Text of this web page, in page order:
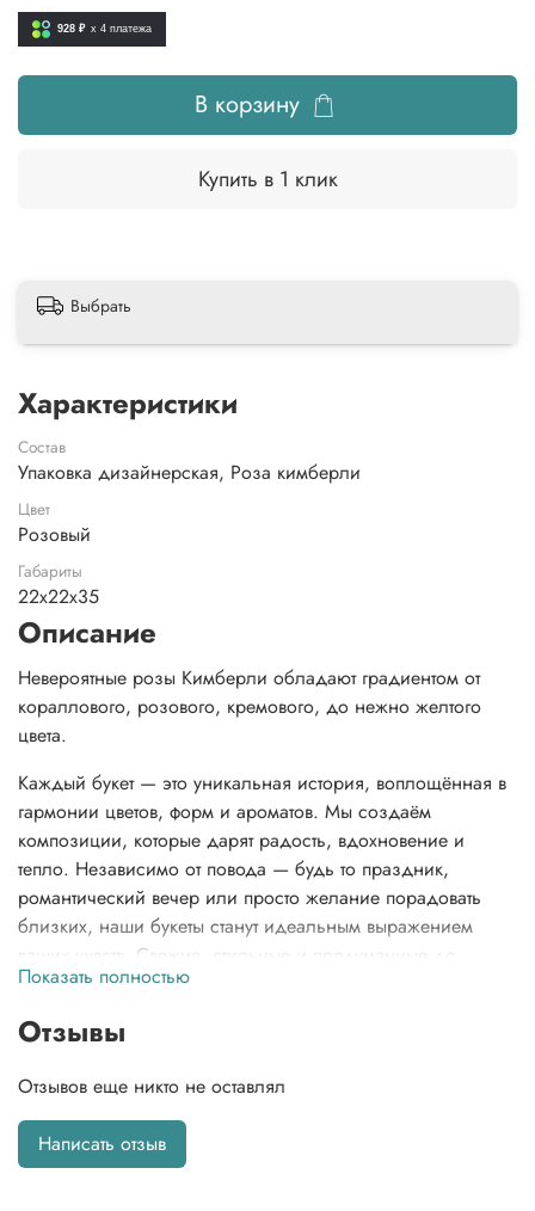
928 ₽ x 4 платежа
В корзину
Купить в 1 клик
Выбрать
Характеристики
Состав
Упаковка дизайнерская, Роза кимберли
Цвет
Розовый
Габариты
22x22x35
Описание
Невероятные розы Кимберли обладают градиентом от
кораллового, розового, кремового, до нежно желтого
цвета.
Каждый букет — это уникальная история, воплощённая в
гармонии цветов, форм и ароматов. Мы создаём
композиции, которые дарят радость, вдохновение и
тепло. Независимо от повода — будь то праздник,
романтический вечер или просто желание порадовать
близких, наши букеты станут идеальным выражением
ваших чувств. Свежие, стильные и продуманные до
мелочей, они подчеркнут вашу индивидуальность и
вашем заказе вы найдете не только этот неповторимый
особую нотку тепла, инструкцию по заботе о цветах, чтобы
сохранить их свежесть, и даже подкормку для цветов,
чтобы они долго радовали вас своей красотой.
Показать полностью
Отзывы
Отзывов еще никто не оставлял
Написать отзыв